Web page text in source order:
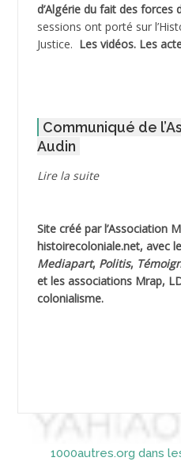
ADNI Mohamed Akli
ADOUL Arab *
AGOULMINE
AHLOUCHE Mabrouk *
AIBLIED Ahmed
AICHEKADRA Sid Ahmed
AICI (ou AISSI) Laïd
d’Algérie du fait des forces
sessions ont porté sur
Justice. Les vidéos. Les
Communiqué de
Audin
Lire la suite
Site créé par l’Association
histoirecoloniale.net, avec
Mediapart, Politis,
et les associations Mrap,
colonialisme.
1000autres.org dans